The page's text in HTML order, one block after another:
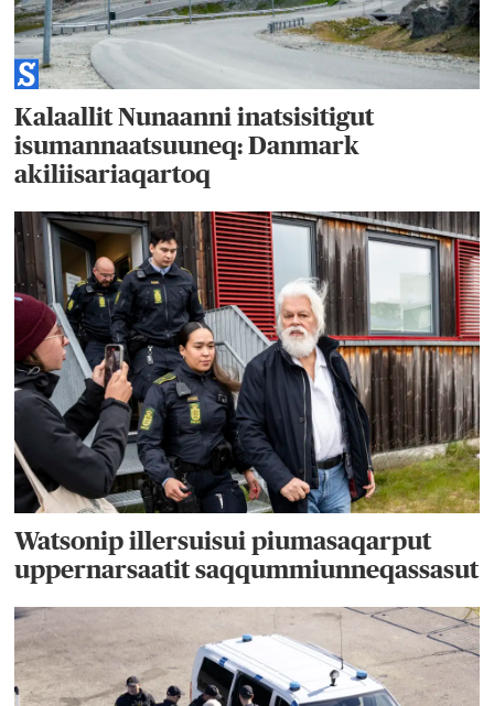
Kalaallit Nunaanni inatsisitigut
isumannaatsuuneq: Danmark
akiliisariaqartoq
Watsonip illersuisui piumasaqarput
uppernarsaatit saqqummiunneqassasut